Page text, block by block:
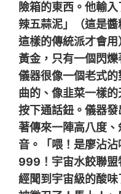
險箱的東西。他輸
辣五蒜泥」（這是
這樣的傳統派才會
黃金，只有一個閃
儀器很像一個老式
曲的、像韭菜一樣
按下通話鈕。儀器
著傳來一陣高八度
音。「喂！是廖沾
999！宇宙水餃聯盟
經聞到宇宙級的酸